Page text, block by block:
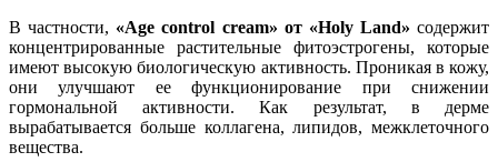
В частности, «Age control cream» от «Holy Land» содержит
концентрированные растительные фитоэстрогены, которые
имеют высокую биологическую активность. Проникая в кожу,
они улучшают ее функционирование при снижении
гормональной активности. Как результат, в дерме
вырабатывается больше коллагена, липидов, межклеточного
вещества.